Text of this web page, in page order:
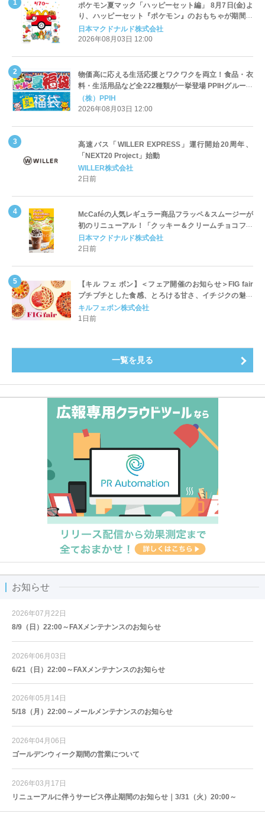
ポケモン夏マック「ハッピーセット編」 8月7日(金)よ
り、ハッピーセット『ポケモン』のおもちゃが期間限
定登場
日本マクドナルド株式会社
2026年08月03日 12:00
物価高に応える生活応援とワクワクを両立！食品・衣
料・生活用品など全222種類が一挙登場 PPIHグループ
「夏福袋」＆セール 8月6日(木)より順次スタート
（株）PPIH
2026年08月03日 12:00
高速バス「WILLER EXPRESS」運行開始20周年、
「NEXT20 Project」始動
WILLER株式会社
2日前
McCaféの人気レギュラー商品フラッペ＆スムージーが
初のリニューアル！「クッキー＆クリームチョコフラ
ッペ」「マンゴースムージー」8月5日（水）から販売
開始
日本マクドナルド株式会社
2日前
【キル フェ ボン】＜フェア開催のお知らせ＞FIG fair
プチプチとした食感、とろける甘さ、イチジクの魅力
をたっぷりと。新作を含め、イチジク尽くしの全4種が
登場8月20日（木）スタート
キルフェボン株式会社
1日前
一覧を見る
お知らせ
2026年07月22日
8/9（日）22:00～FAXメンテナンスのお知らせ
2026年06月03日
6/21（日）22:00～FAXメンテナンスのお知らせ
2026年05月14日
5/18（月）22:00～メールメンテナンスのお知らせ
2026年04月06日
ゴールデンウィーク期間の営業について
2026年03月17日
リニューアルに伴うサービス停止期間のお知らせ｜3/31（火）20:00～